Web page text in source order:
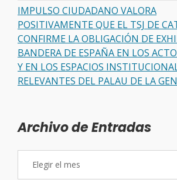
IMPULSO CIUDADANO VALORA
POSITIVAMENTE QUE EL TSJ DE
CONFIRME LA OBLIGACIÓN DE
BANDERA DE ESPAÑA EN LOS
Y EN LOS ESPACIOS
RELEVANTES DEL PALAU DE LA
Archivo de Entradas